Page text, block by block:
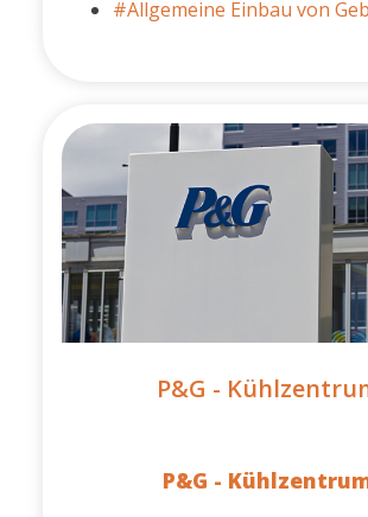
#Allgemeine Einbau von
P&G -
P&G -